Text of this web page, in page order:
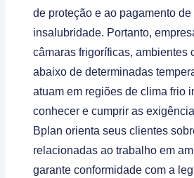
de proteção e ao pagamento
insalubridade. Portanto,
câmaras frigoríficas, ambientes
abaixo de determinadas
atuam em regiões de clima frio
conhecer e cumprir as
Bplan orienta seus clientes
relacionadas ao trabalho em
garante conformidade com a